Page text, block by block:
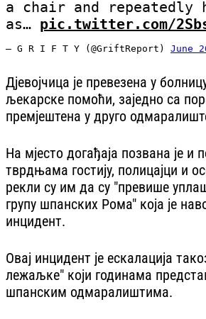
a chair and repeatedly
as… pic.twitter.com/
— G R I F T Y (@GriftReport) June
Дјевојчица је превезена у
љекарске помоћи, заједно са
премјештена у друго
На мјесто догађаја позвана је и
тврдњама гостију, полицајци и
рекли су им да су "превише
групу шпанских Рома" која је
инцидент.
Овај инцидент је ескалација
лежаљке" који годинама
шпанским одмаралиштима.